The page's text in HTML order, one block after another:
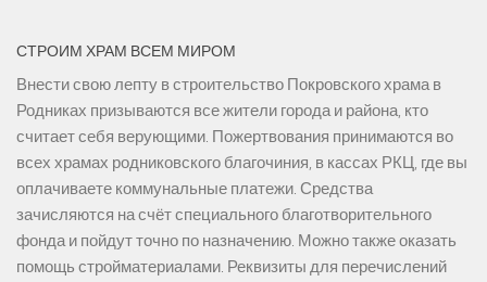
СТРОИМ ХРАМ ВСЕМ МИРОМ
Внести свою лепту в строительство Покровского храма в
Родниках призываются все жители города и района, кто
считает себя верующими. Пожертвования принимаются во
всех храмах родниковского благочиния, в кассах РКЦ, где вы
оплачиваете коммунальные платежи. Средства
зачисляются на счёт специального благотворительного
фонда и пойдут точно по назначению. Можно также оказать
помощь стройматериалами. Реквизиты для перечислений